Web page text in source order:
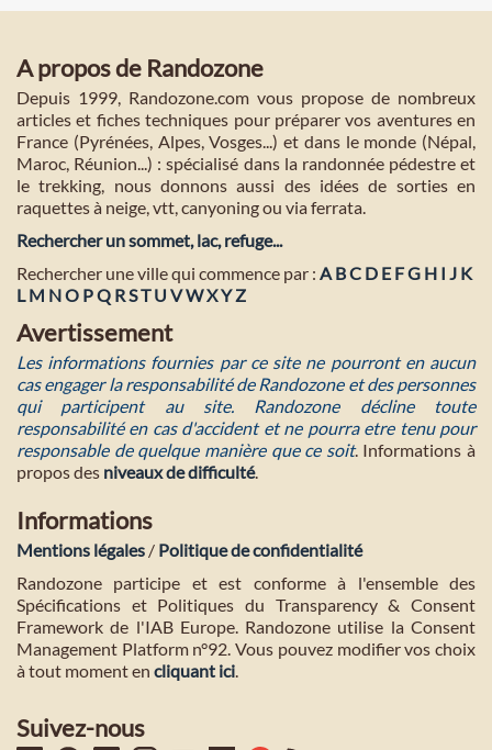
A propos de Randozone
Depuis 1999, Randozone.com vous propose de nombreux
articles et fiches techniques pour préparer vos aventures en
France (Pyrénées, Alpes, Vosges...) et dans le monde (Népal,
Maroc, Réunion...) : spécialisé dans la randonnée pédestre et
le trekking, nous donnons aussi des idées de sorties en
raquettes à neige, vtt, canyoning ou via ferrata.
Rechercher un sommet, lac, refuge...
Rechercher une ville qui commence par : A BC D E FG H I J K
L M NO PQ RST U VWXYZ
Avertissement
Les informations fournies par ce site ne pourront en aucun
cas engager la responsabilité de Randozone et des personnes
qui participent au site. Randozone décline toute
responsabilité en cas d'accident et ne pourra etre tenu pour
responsable de quelque manière que ce soit. Informations à
propos des niveaux de difficulté.
Informations
Mentions légales / Politique de confidentialité
Randozone participe et est conforme à l'ensemble des
Spécifications et Politiques du Transparency & Consent
Framework de l'IAB Europe. Randozone utilise la Consent
Management Platform n°92. Vous pouvez modifier vos choix
à tout moment en cliquant ici.
Suivez-nous